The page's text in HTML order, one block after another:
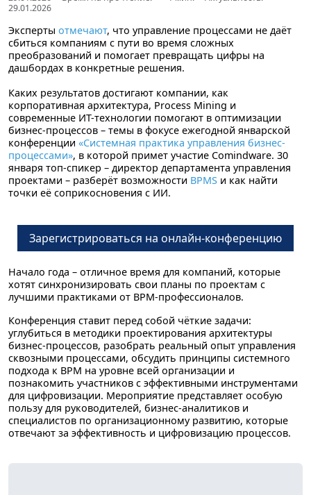
29.01.2026
Эксперты отмечают, что управление процессами не даёт
сбиться компаниям с пути во время сложных
преобразований и помогает превращать цифры на
дашбордах в конкретные решения.
Каких результатов достигают компании, как
корпоративная архитектура, Process Mining и
современные ИТ-технологии помогают в оптимизации
бизнес-процессов – темы в фокусе ежегодной январской
конференции «Системная практика управления бизнес-
процессами», в которой примет участие Comindware. 30
января топ-спикер – директор департамента управления
проектами – разберёт возможности BPMS и как найти
точки её соприкосновения с ИИ.
Зарегистрироваться на онлайн-конференцию
Начало года – отличное время для компаний, которые
хотят синхронизировать свои планы по проектам с
лучшими практиками от BPM-профессионалов.
Конференция ставит перед собой чёткие задачи:
углубиться в методики проектирования архитектуры
бизнес-процессов, разобрать реальный опыт управления
сквозными процессами, обсудить принципы системного
подхода к BPM на уровне всей организации и
познакомить участников с эффективными инструментами
для цифровизации. Мероприятие представляет особую
пользу для руководителей, бизнес-аналитиков и
специалистов по организационному развитию, которые
отвечают за эффективность и цифровизацию процессов.